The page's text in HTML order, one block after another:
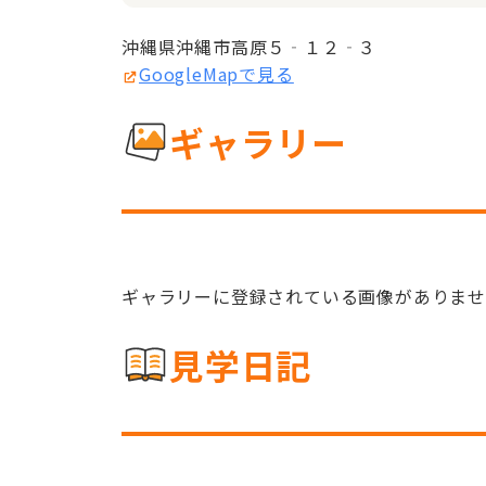
沖縄県沖縄市高原５‐１２‐３
GoogleMapで見る
ギャラリー
ギャラリーに登録されている画像がありま
見学日記